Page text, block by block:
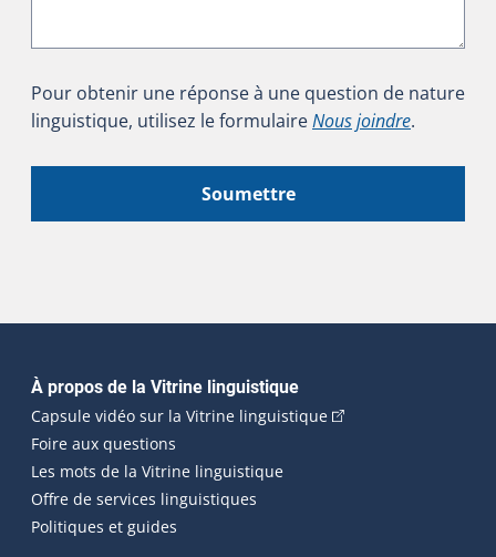
Pour obtenir une réponse à une question de nature
linguistique, utilisez le formulaireNous joindre.
Soumettre
Navigation principale
À propos de la Vitrine linguistique
Capsule vidéo sur la Vitrine linguistique(Cet hyperlien
Foire aux questions
Les mots de la Vitrine linguistique
Offre de services linguistiques
Politiques et guides